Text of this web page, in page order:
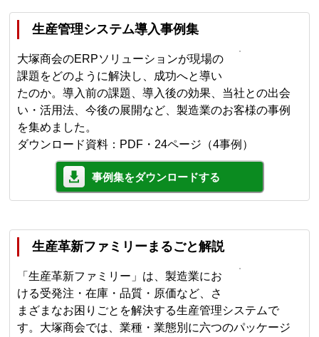
生産管理システム導入事例集
大塚商会のERPソリューションが現場の
課題をどのように解決し、成功へと導い
たのか。導入前の課題、導入後の効果、当社との出会
い・活用法、今後の展開など、製造業のお客様の事例
を集めました。
ダウンロード資料：PDF・24ページ（4事例）
事例集をダウンロードする
生産革新ファミリーまるごと解説
「生産革新ファミリー」は、製造業にお
ける受発注・在庫・品質・原価など、さ
まざまなお困りごとを解決する生産管理システムで
す。大塚商会では、業種・業態別に六つのパッケージ